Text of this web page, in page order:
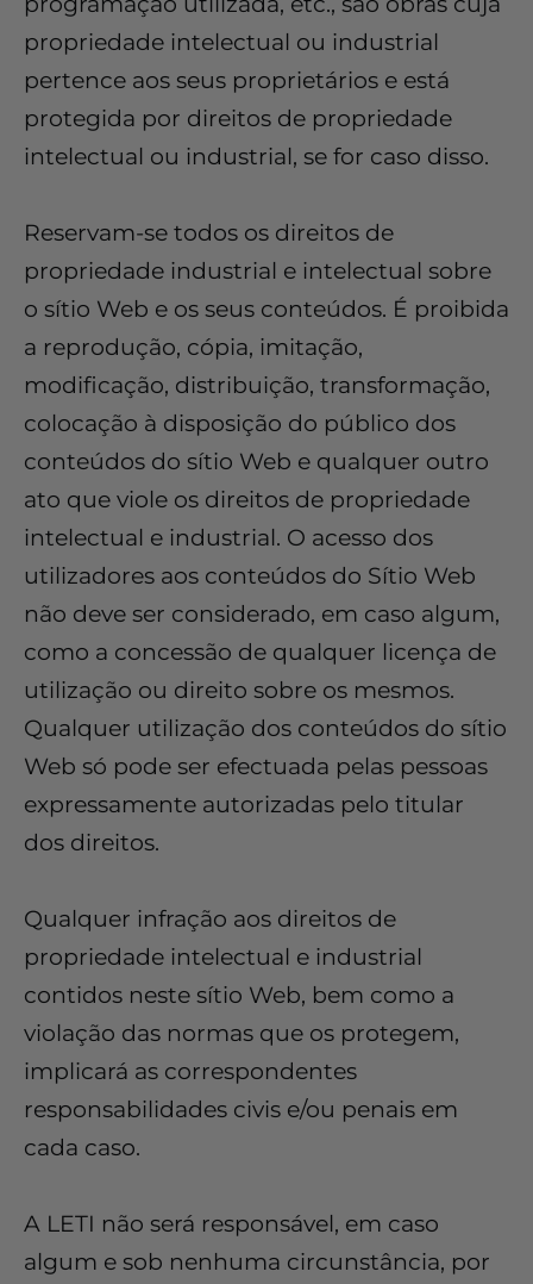
propriedade intelectual ou industrial
pertence aos seus proprietários e está
protegida por direitos de propriedade
intelectual ou industrial, se for caso disso.
Reservam-se todos os direitos de
propriedade industrial e intelectual sobre
o sítio Web e os seus conteúdos. É proibida
a reprodução, cópia, imitação,
modificação, distribuição, transformação,
colocação à disposição do público dos
conteúdos do sítio Web e qualquer outro
ato que viole os direitos de propriedade
intelectual e industrial. O acesso dos
utilizadores aos conteúdos do Sítio Web
não deve ser considerado, em caso algum,
como a concessão de qualquer licença de
utilização ou direito sobre os mesmos.
Qualquer utilização dos conteúdos do sítio
Web só pode ser efectuada pelas pessoas
expressamente autorizadas pelo titular
dos direitos.
Qualquer infração aos direitos de
propriedade intelectual e industrial
contidos neste sítio Web, bem como a
violação das normas que os protegem,
implicará as correspondentes
responsabilidades civis e/ou penais em
cada caso.
A LETI não será responsável, em caso
algum e sob nenhuma circunstância, por